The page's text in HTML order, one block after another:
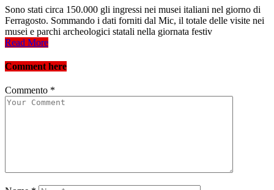
Sono stati circa 150.000 gli ingressi nei musei italiani nel giorno di
Ferragosto. Sommando i dati forniti dal Mic, il totale delle visite nei
musei e parchi archeologici statali nella giornata festiv
Read More
Comment here
Commento *